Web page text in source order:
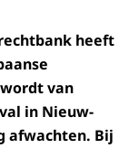
heeft
van
in Nieuw-
afwachten. Bij